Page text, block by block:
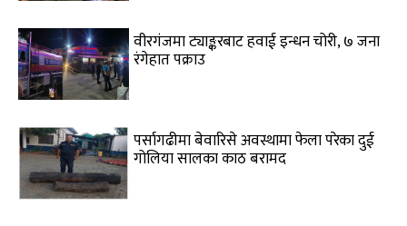
वीरगंजमा ट्याङ्करबाट हवाई इन्धन चोरी, ७ जना
रंगेहात पक्राउ
पर्सागढीमा बेवारिसे अवस्थामा फेला परेका दुई
गोलिया सालका काठ बरामद